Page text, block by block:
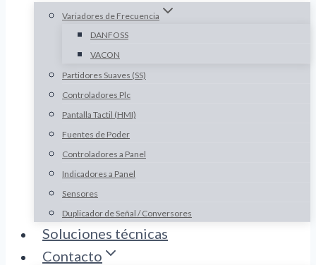
Variadores de Frecuencia
DANFOSS
VACON
Partidores Suaves (SS)
Controladores Plc
Pantalla Tactil (HMI)
Fuentes de Poder
Controladores a Panel
Indicadores a Panel
Sensores
Duplicador de Señal / Conversores
Soluciones técnicas
Contacto